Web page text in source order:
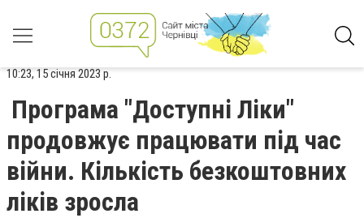
10:23, 15 січня 2023 р.
Програма "Доступні Ліки"
продовжує працювати під час
війни. Кількість безкоштовних
ліків зросла